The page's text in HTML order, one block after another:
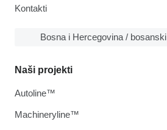
Kontakti
Bosna i Hercegovina / bosanski
Naši projekti
Autoline™
Machineryline™